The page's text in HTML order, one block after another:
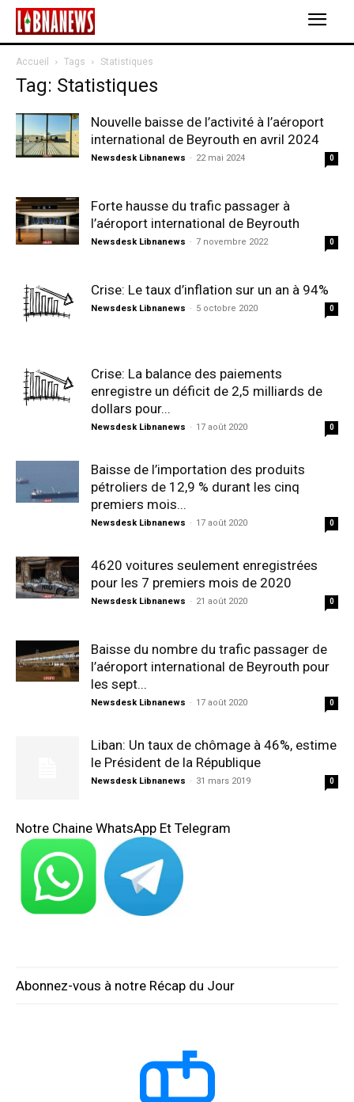
Accueil Tags Statistiques
Tag: Statistiques
Nouvelle baisse de l’activité à l’aéroport
international de Beyrouth en avril 2024
Newsdesk Libnanews - 22 mai 2024 0
Forte hausse du trafic passager à
l’aéroport international de Beyrouth
Newsdesk Libnanews - 7 novembre 2022 0
Crise: Le taux d’inflation sur un an à 94%
Newsdesk Libnanews - 5 octobre 2020 0
Crise: La balance des paiements
enregistre un déficit de 2,5 milliards de
dollars pour...
Newsdesk Libnanews - 17 août 2020 0
Baisse de l’importation des produits
pétroliers de 12,9 % durant les cinq
premiers mois...
Newsdesk Libnanews - 17 août 2020 0
4620 voitures seulement enregistrées
pour les 7 premiers mois de 2020
Newsdesk Libnanews - 21 août 2020 0
Baisse du nombre du trafic passager de
l’aéroport international de Beyrouth pour
les sept...
Newsdesk Libnanews - 17 août 2020 0
Liban: Un taux de chômage à 46%, estime
le Président de la République
Newsdesk Libnanews - 31 mars 2019 0
Notre Chaine WhatsApp Et Telegram
Abonnez-vous à notre Récap du Jour